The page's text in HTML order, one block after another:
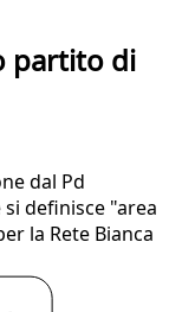
partito di
dal Pd
definisce "area
la Rete Bianca